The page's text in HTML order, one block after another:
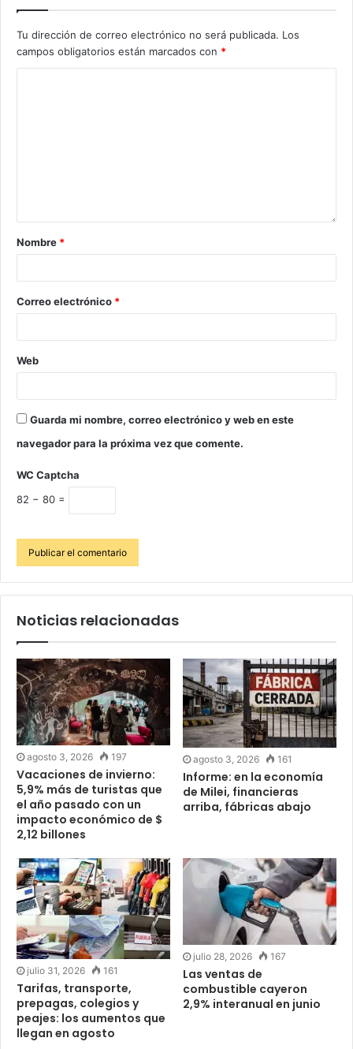
Tu dirección de correo electrónico no será publicada. Los
campos obligatorios están marcados con *
Nombre *
Correo electrónico *
Web
Guarda mi nombre, correo electrónico y web en este
navegador para la próxima vez que comente.
WC Captcha
82 − 80 =
Noticias relacionadas
agosto 3, 2026 197
Vacaciones de invierno:
5,9% más de turistas que
el año pasado con un
impacto económico de $
2,12 billones
agosto 3, 2026 161
Informe: en la economía
de Milei, financieras
arriba, fábricas abajo
julio 31, 2026 161
Tarifas, transporte,
prepagas, colegios y
peajes: los aumentos que
llegan en agosto
julio 28, 2026 167
Las ventas de
combustible cayeron
2,9% interanual en junio